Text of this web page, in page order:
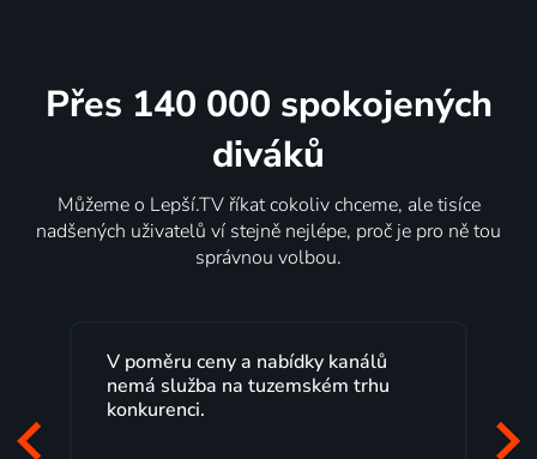
Přes 140 000 spokojených
diváků
Můžeme o Lepší.TV říkat cokoliv chceme, ale tisíce
nadšených uživatelů ví stejně nejlépe, proč je pro ně tou
správnou volbou.
V poměru ceny a nabídky kanálů
nemá služba na tuzemském trhu
konkurenci.